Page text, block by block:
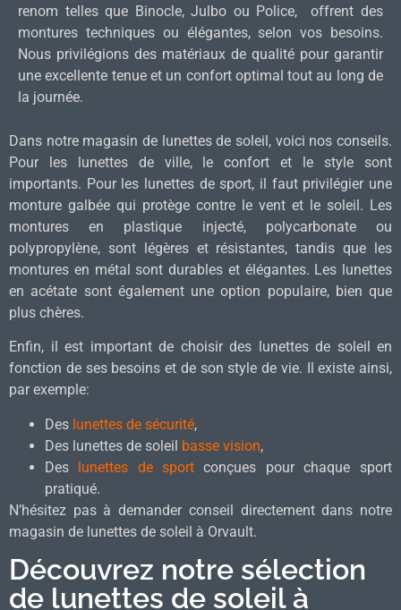
renom telles que Binocle, Julbo ou Police, offrent des
montures techniques ou élégantes, selon vos besoins.
Nous privilégions des matériaux de qualité pour garantir
une excellente tenue et un confort optimal tout au long de
la journée.
Dans notre magasin de lunettes de soleil, voici nos conseils.
Pour les lunettes de ville, le confort et le style sont
importants. Pour les lunettes de sport, il faut privilégier une
monture galbée qui protège contre le vent et le soleil. Les
montures en plastique injecté, polycarbonate ou
polypropylène, sont légères et résistantes, tandis que les
montures en métal sont durables et élégantes. Les lunettes
en acétate sont également une option populaire, bien que
plus chères.
Enfin, il est important de choisir des lunettes de soleil en
fonction de ses besoins et de son style de vie. Il existe ainsi,
par exemple:
Des lunettes de sécurité,
Des lunettes de soleil basse vision,
Des lunettes de sport conçues pour chaque sport
pratiqué.
N’hésitez pas à demander conseil directement dans notre
magasin de lunettes de soleil à Orvault.
Découvrez notre sélection
de lunettes de soleil à